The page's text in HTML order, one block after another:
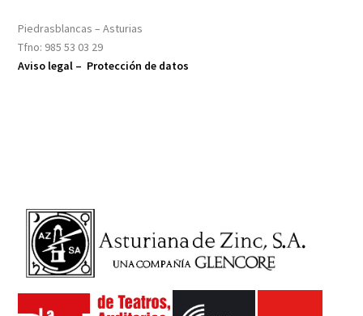
Piedrasblancas – Asturias
Tfno: 985 53 03 29
Aviso legal – Protección de datos